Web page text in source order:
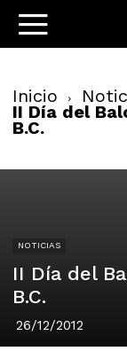
Inicio
II Día del
B.C.
NOTICIAS
II Día del
B.C.
26/12/2012